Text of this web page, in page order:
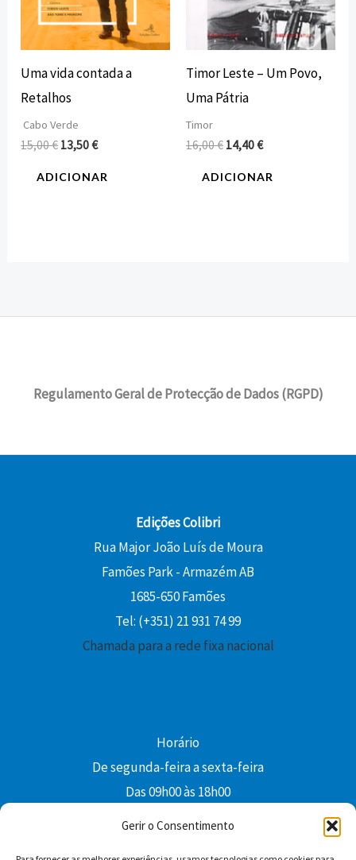
Gerir o Consentimento
Uma vida contada a
Retalhos
Cabo Verde
15,00€ 13,50€
ADICIONAR
Timor Leste – Um Povo,
Uma Pátria
Timor
16,00€ 14,40€
ADICIONAR
Regulamento Geral de Protecção de Dados (RGPD)
Edições Colibri
Rua Major João Luís de Moura
Famões Park - Armazém AB
1685-650 Famões
Tel: (+351) 21 931 74 99
Chamada para a rede fixa nacional
Horário
De segunda-feira a sexta-feira
Das 09h00 às 18h00